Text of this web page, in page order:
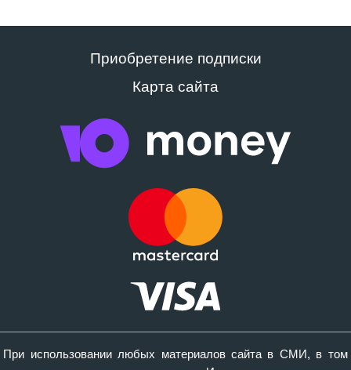
Приобретение подписки
Карта сайта
При использовании любых материалов сайта в СМИ, в том